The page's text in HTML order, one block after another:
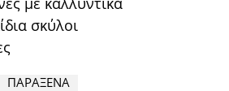
σκύλοι
ΠΑΡΑΞΕΝΑ